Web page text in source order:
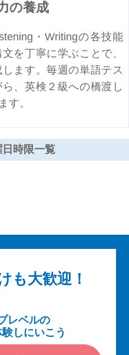
日時限一覧
の養成
・Writingの各技能
を丁寧に学ぶことで、
ます。毎週の単語テス
、英検２級への橋渡し
す。
も大歓迎！
レベルの
しにいこう